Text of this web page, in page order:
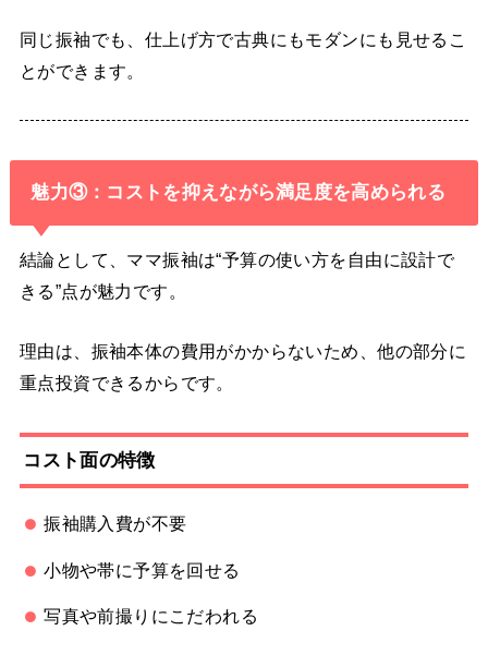
同じ振袖でも、仕上げ方で古典にもモダンにも見せるこ
とができます。
魅力③：コストを抑えながら満足度を高められる
結論として、ママ振袖は“予算の使い方を自由に設計で
きる”点が魅力です。
理由は、振袖本体の費用がかからないため、他の部分に
重点投資できるからです。
コスト面の特徴
振袖購入費が不要
小物や帯に予算を回せる
写真や前撮りにこだわれる